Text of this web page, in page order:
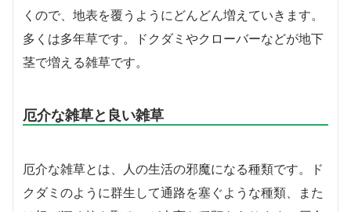
くので、地表を覆うようにどんどん増えていきます。
多くは多年草です。ドクダミやクローバーなどが地下
茎で増える雑草です。
厄介な雑草と良い雑草
厄介な雑草とは、人の生活の邪魔になる種類です。ド
クダミのように群生して通路を塞ぐような種類、また